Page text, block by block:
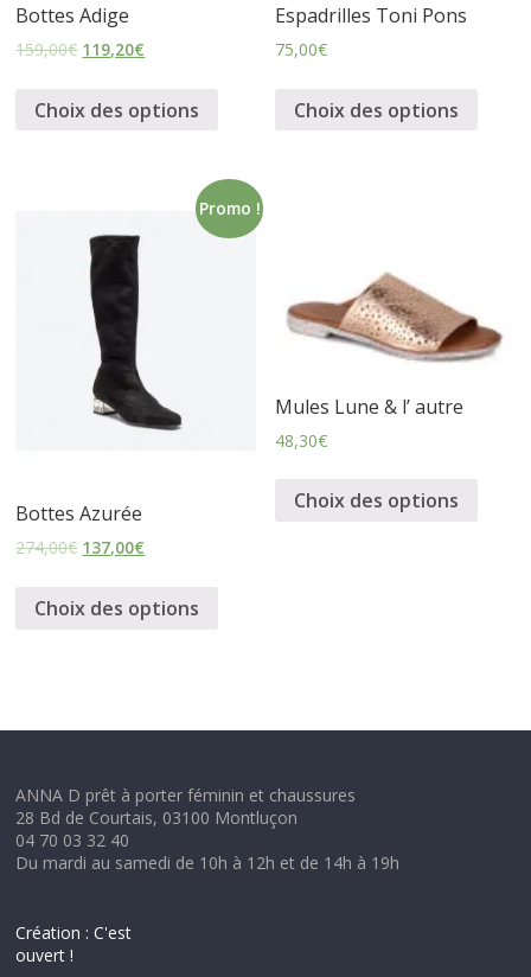
Bottes Adige
159,00€ 119,20€
Choix des options
Espadrilles Toni Pons
75,00€
Choix des options
Promo !
Bottes Azurée
274,00€ 137,00€
Choix des options
Mules Lune & l’ autre
48,30€
Choix des options
ANNA D prêt à porter féminin et chaussures
28 Bd de Courtais, 03100 Montluçon
04 70 03 32 40
Du mardi au samedi de 10h à 12h et de 14h à 19h
Création : C'est
ouvert !